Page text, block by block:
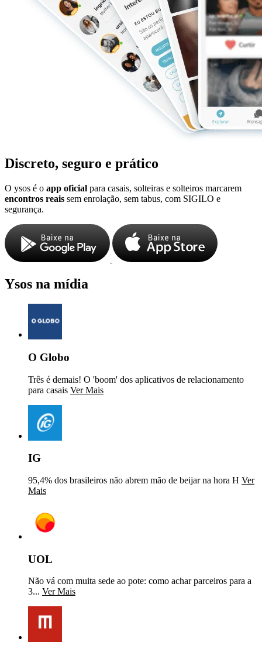
Discreto, seguro e prático
O ysos é o app oficial para casais, solteiras e solteiros marcarem
encontros reais sem enrolação, sem tabus, com SIGILO e
segurança.
Ysos na mídia
O Globo
Três é demais! O 'boom' dos aplicativos de relacionamento
para casais Ver Mais
IG
95,4% dos brasileiros não abrem mão de beijar na hora H Ver
Mais
UOL
Não vá com muita sede ao pote: como achar parceiros para a
3... Ver Mais